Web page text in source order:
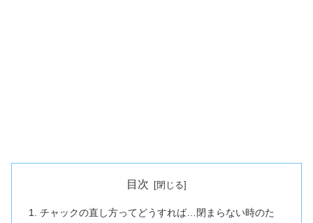
目次
チャックの直し方ってどうすれば…閉まらない時のた